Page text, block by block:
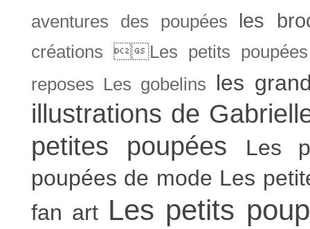
aventures des poupées les
créations Les petits
reposes Les gobelins les
illustrations de
petites poupées
Les
poupées de mode Les
fan art Les petits